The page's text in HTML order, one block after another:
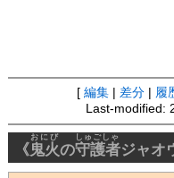
[ 編集 差分 履
Last-
《鬼火
おにび
の守護者
しゅごしゃ
ジャオ